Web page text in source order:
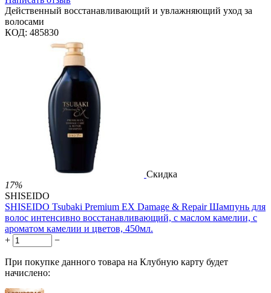
Действенный восстанавливающий и увлажняющий уход за
волосами
КОД: 485830
Скидка
17%
SHISEIDO
SHISEIDO Tsubaki Premium EX Damage & Repair Шампунь для
волос интенсивно восстанавливающий, с маслом камелии, с
ароматом камелии и цветов, 450мл.
+
−
При покупке данного товара на Клубную карту будет
начислено: